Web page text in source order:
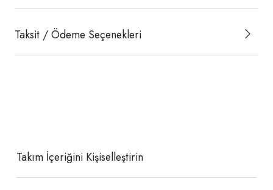
Taksit / Ödeme Seçenekleri
Takım İçeriğini Kişiselleştirin